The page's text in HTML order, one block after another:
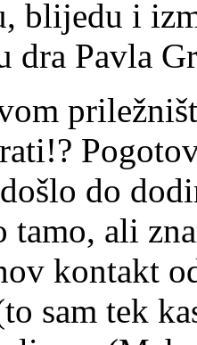
blijedu i
dra Pavla
do
tamo, ali
kontakt
sam tek